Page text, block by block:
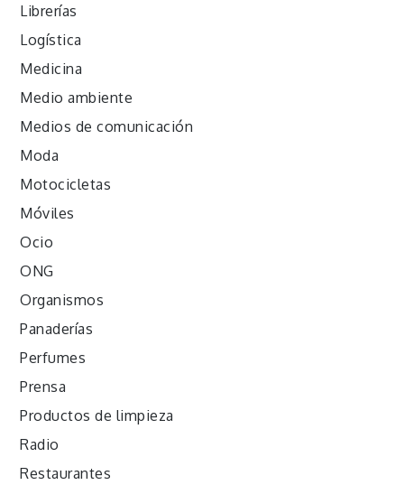
Librerías
Logística
Medicina
Medio ambiente
Medios de comunicación
Moda
Motocicletas
Móviles
Ocio
ONG
Organismos
Panaderías
Perfumes
Prensa
Productos de limpieza
Radio
Restaurantes